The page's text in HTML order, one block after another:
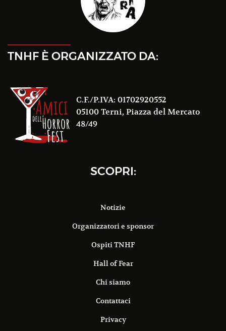
TNHF È ORGANIZZATO DA:
C.F./P.IVA: 01702920552
05100 Terni, Piazza del Mercato
48/49
SCOPRI:
Notizie
Organizzatori e sponsor
Ospiti TNHF
Hall of Fear
Chi siamo
Contattaci
Privacy